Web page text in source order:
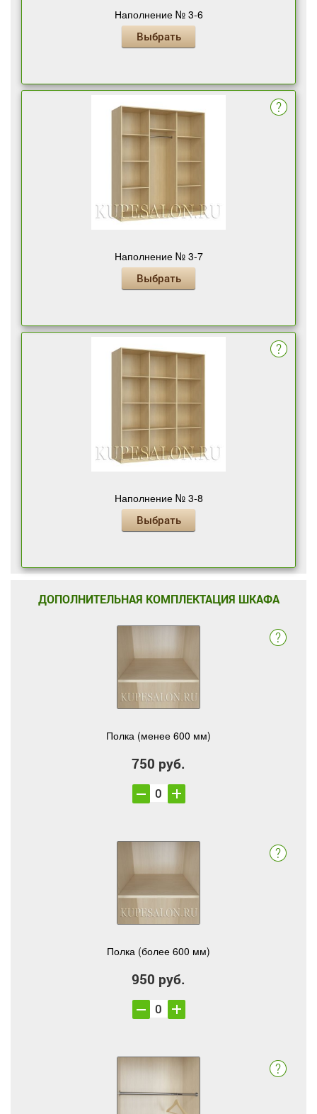
Наполнение № 3-6
Выбрать
Наполнение № 3-7
Выбрать
Наполнение № 3-8
Выбрать
ДОПОЛНИТЕЛЬНАЯ КОМПЛЕКТАЦИЯ ШКАФА
Полка (менее 600 мм)
750 руб.
Полка (более 600 мм)
950 руб.